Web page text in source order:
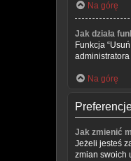
Na górę
Jak działa
Funkcja
Na górę
Jak zmienić
Jeżeli jesteś
zmian swoich